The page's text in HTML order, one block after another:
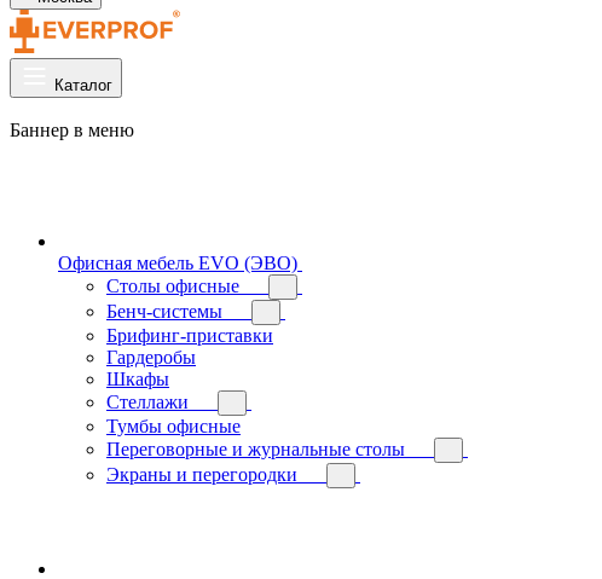
Каталог
Баннер в меню
Офисная мебель EVO (ЭВО)
Cтолы офисные
Бенч-системы
Брифинг-приставки
Гардеробы
Шкафы
Стеллажи
Тумбы офисные
Переговорные и журнальные столы
Экраны и перегородки